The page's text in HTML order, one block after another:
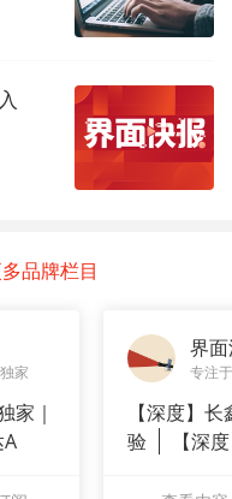
品牌栏目
家
家｜
界
专注
【深度】
验
【深